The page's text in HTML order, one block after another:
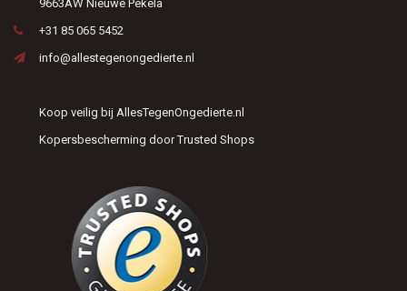
9663AW Nieuwe Pekela
+31 85 065 5452
info@allestegenongedierte.nl
Koop veilig bij AllesTegenOngedierte.nl
Kopersbescherming door Trusted Shops